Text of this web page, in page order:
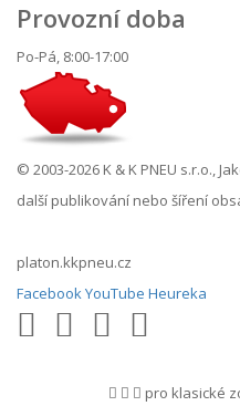
Provozní doba
Po-Pá, 8:00-17:00
© 2003-2026 K & K PNEU s.r.o.,
další publikování nebo šíření
platon.kkpneu.cz
FacebookYouTube Heureka
pro klasické